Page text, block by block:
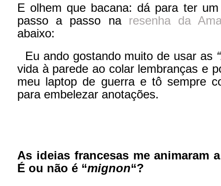
E olhem que bacana: dá para ter
passo a passo na resenha da
abaixo:
Eu ando gostando muito de usar as
vida à parede ao colar lembranças e
meu laptop de guerra e tô sempre
para embelezar anotações.
As ideias francesas me animaram
É ou não é “mignon“?